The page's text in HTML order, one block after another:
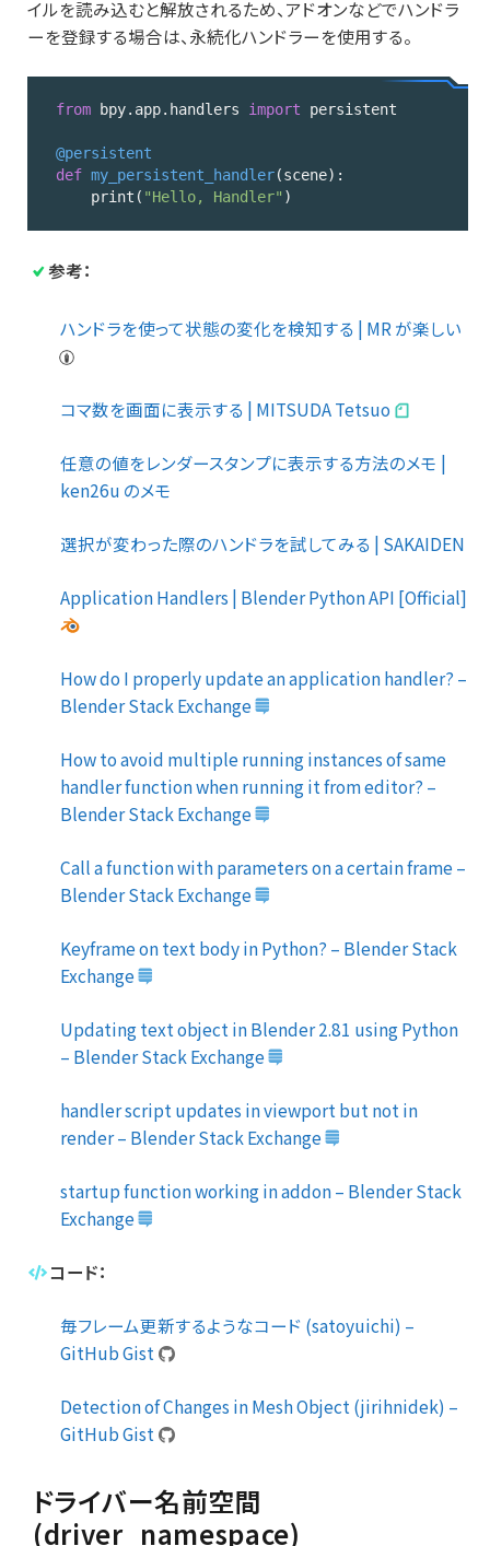
( python )
イルを読み込むと解放されるため、アドオンなどでハンドラ
ーを登録する場合は、永続化ハンドラーを使用する。
from bpy.app.handlers import persistent
@persistent
def my_persistent_handler(scene) :
    print(
"Hello, Handler" )
Python
参考：
ハンドラを使って状態の変化を検知する | MR が楽しい
コマ数を画面に表示する | MITSUDA Tetsuo
任意の値をレンダースタンプに表示する方法のメモ |
ken26u のメモ
選択が変わった際のハンドラを試してみる | SAKAIDEN
Application Handlers | Blender Python API [Official]
How do I properly update an application handler? –
Blender Stack Exchange
How to avoid multiple running instances of same
handler function when running it from editor? –
Blender Stack Exchange
Call a function with parameters on a certain frame –
Blender Stack Exchange
Keyframe on text body in Python? – Blender Stack
Exchange
Updating text object in Blender 2.81 using Python
– Blender Stack Exchange
handler script updates in viewport but not in
render – Blender Stack Exchange
startup function working in addon – Blender Stack
Exchange
コード：
毎フレーム更新するようなコード (satoyuichi) –
GitHub Gist
Detection of Changes in Mesh Object (jirihnidek) –
GitHub Gist
ドライバー名前空間
(driver_namespace)